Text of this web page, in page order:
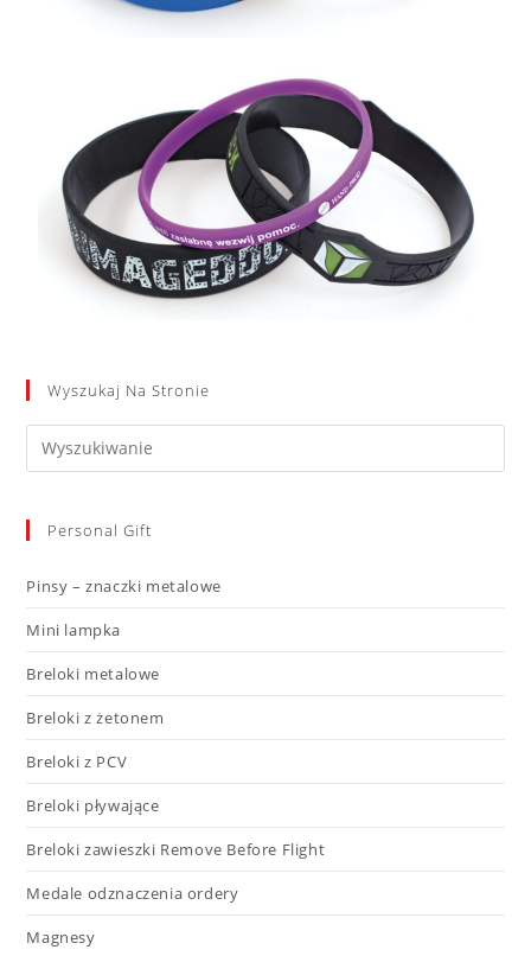
Wyszukaj Na Stronie
Personal Gift
Pinsy – znaczki metalowe
Mini lampka
Breloki metalowe
Breloki z żetonem
Breloki z PCV
Breloki pływające
Breloki zawieszki Remove Before Flight
Medale odznaczenia ordery
Magnesy